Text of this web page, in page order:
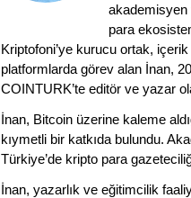
akademisyen
para
Kriptofoni’ye kurucu ortak,
platformlarda görev alan İnan,
COINTURK’te editör ve yazar
İnan, Bitcoin üzerine kaleme
kıymetli bir katkıda bulundu.
Türkiye’de kripto para
İnan, yazarlık ve eğitimcilik